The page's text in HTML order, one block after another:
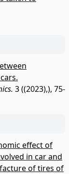
3 ((2023),), 75-
effect of
in car and
of tires of